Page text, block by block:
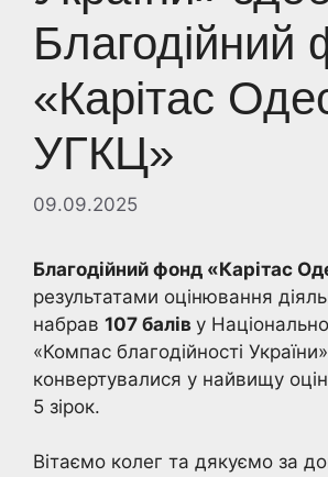
Благодійний
«Карітас
УГКЦ»
09.09.2025
Благодійний фонд «Карітас
результатами оцінювання
набрав 107 балів у
«Компас благодійності
конвертувалися у найвищу
5 зірок.
Вітаємо колег та дякуємо за